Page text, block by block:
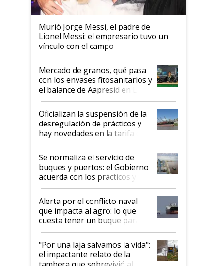
Murió Jorge Messi, el padre de
Lionel Messi: el empresario tuvo un
vínculo con el campo
Mercado de granos, qué pasa
con los envases fitosanitarios y
el balance de Aapresid en La
Posta
Oficializan la suspensión de la
desregulación de prácticos y
hay novedades en la tarifa de
la hidrovía
Se normaliza el servicio de
buques y puertos: el Gobierno
acuerda con los prácticos y
suspende el decreto de
desregulación
Alerta por el conflicto naval
que impacta al agro: lo que
cuesta tener un buque parado
y el peligro de que Argentina
pase a ser "país sucio"
"Por una laja salvamos la vida":
el impactante relato de la
tambera que sobrevivió al